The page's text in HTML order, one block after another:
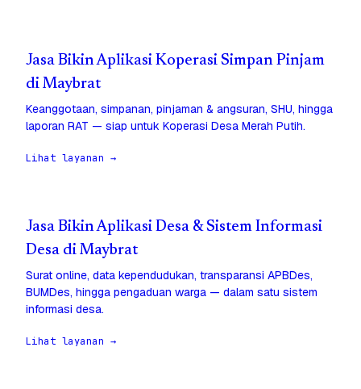
Jasa Bikin Aplikasi Koperasi Simpan Pinjam
di Maybrat
Keanggotaan, simpanan, pinjaman & angsuran, SHU, hingga
laporan RAT — siap untuk Koperasi Desa Merah Putih.
Lihat layanan →
Jasa Bikin Aplikasi Desa & Sistem Informasi
Desa di Maybrat
Surat online, data kependudukan, transparansi APBDes,
BUMDes, hingga pengaduan warga — dalam satu sistem
informasi desa.
Lihat layanan →